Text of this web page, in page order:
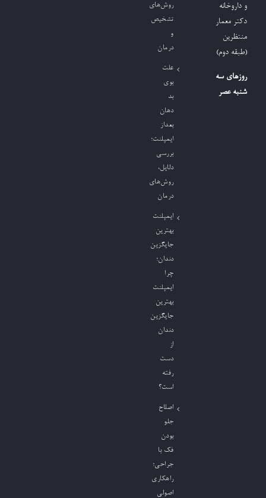
و داروخانه
دکتر معمار
منتظرین
(طبقه دوم)
روزهای سه
شنبه عصر
روش‌های
تشخیص
و
درمان
علت
بوی
بد
دهان
بعداز
ایمپلنت؛
بررسی
دلایل،
روش‌های
درمان
ایمپلنت
بهترین
جایگزین
دندان؛
چرا
ایمپلنت
بهترین
جایگزین
دندان
از
دست
رفته
است؟
اصلاح
جلو
بودن
فک با
جراحی؛
راهکاری
اصولی